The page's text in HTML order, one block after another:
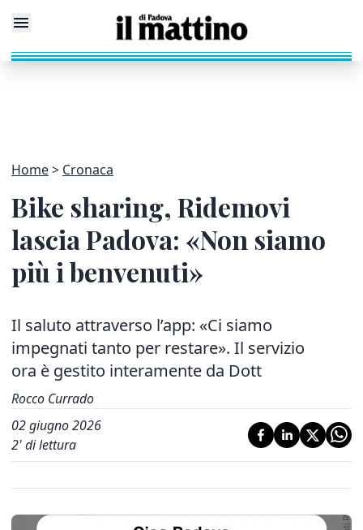
Home Cronaca
Bike sharing, Ridemovi
lascia Padova: «Non siamo
più i benvenuti»
Il saluto attraverso l’app: «Ci siamo
impegnati tanto per restare». Il servizio
ora è gestito interamente da Dott
Rocco Currado
02 giugno 2026
2' di lettura